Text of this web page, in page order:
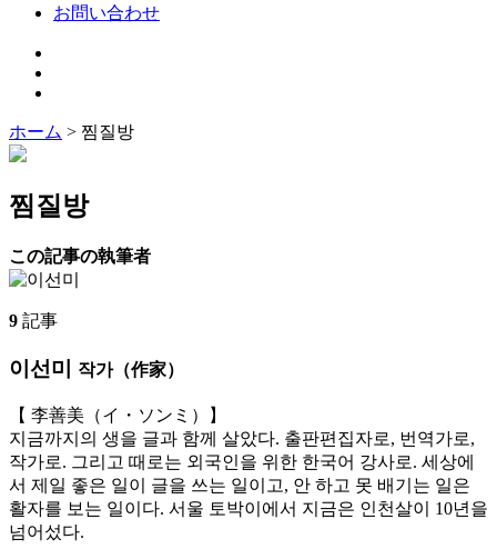
お問い合わせ
ホーム > 찜질방
찜질방
この記事の執筆者
9 記事
이선미 작가（作家）
【 李善美（イ・ソンミ）】
지금까지의 생을 글과 함께 살았다. 출판편집자로, 번역가로,
작가로. 그리고 때로는 외국인을 위한 한국어 강사로. 세상에
서 제일 좋은 일이 글을 쓰는 일이고, 안 하고 못 배기는 일은
활자를 보는 일이다. 서울 토박이에서 지금은 인천살이 10년을
넘어섰다.